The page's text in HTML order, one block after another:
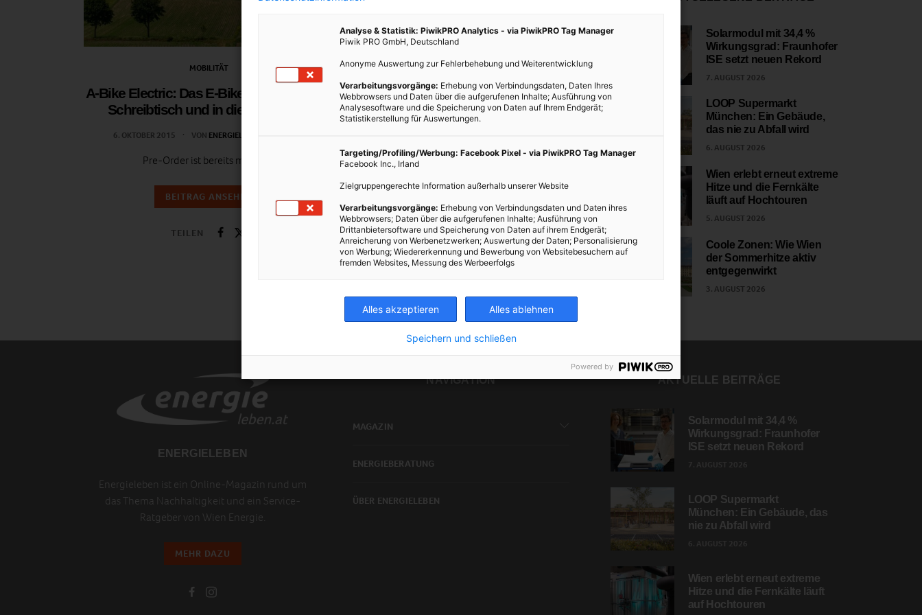
MOBILITÄT
A-Bike Electric: Das E-Bike, das unter den
Schreibtisch und in die Öffis passt
6. OKTOBER 2015 VON ENERGIELEBEN REDAKTION
Pre-Order ist bereits möglich.
BEITRAG ANSEHEN
TEILEN
Solarmodul mit 34,4 %
Wirkungsgrad: Fraunhofer
ISE setzt neuen Rekord
7. AUGUST 2026
LOOP Supermarkt
München: Ein Gebäude,
das nie zu Abfall wird
6. AUGUST 2026
Wien erlebt erneut extreme
Hitze und die Fernkälte
läuft auf Hochtouren
5. AUGUST 2026
Coole Zonen: Wie Wien
der Sommerhitze aktiv
entgegenwirkt
3. AUGUST 2026
ENERGIELEBEN
Energieleben ist ein Online-Magazin rund um
das Thema Nachhaltigkeit und ein Service-
Ratgeber von Wien Energie.
MEHR DAZU
NAVIGATION
MAGAZIN
ENERGIEBERATUNG
ÜBER ENERGIELEBEN
AKTUELLE BEITRÄGE
Solarmodul mit 34,4 %
Wirkungsgrad: Fraunhofer
ISE setzt neuen Rekord
LOOP Supermarkt
München: Ein Gebäude, das
nie zu Abfall wird
Wien erlebt erneut extreme
Hitze und die Fernkälte läuft
auf Hochtouren
Analyse & Statistik: PiwikPRO Analytics - via PiwikPRO Tag Manager
Piwik PRO GmbH, Deutschland
Anonyme Auswertung zur Fehlerbehebung und Weiterentwicklung
Verarbeitungsvorgänge: Erhebung von Verbindungsdaten, Daten Ihres
Webbrowsers und Daten über die aufgerufenen Inhalte; Ausführung von
Analysesoftware und die Speicherung von Daten auf Ihrem Endgerät;
Statistikerstellung für Auswertungen.
Targeting/Profiling/Werbung: Facebook Pixel - via PiwikPRO Tag Manager
Facebook Inc., Irland
Zielgruppengerechte Information außerhalb unserer Website
Verarbeitungsvorgänge: Erhebung von Verbindungsdaten und Daten ihres
Webbrowsers; Daten über die aufgerufenen Inhalte; Ausführung von
Drittanbietersoftware und Speicherung von Daten auf ihrem Endgerät;
Anreicherung von Werbenetzwerken; Auswertung der Daten; Personalisierung
von Werbung; Wiedererkennung und Bewerbung von Websitebesuchern auf
fremden Websites, Messung des Werbeerfolgs
Alles akzeptieren Alles ablehnen
Speichern und schließen
Powered by